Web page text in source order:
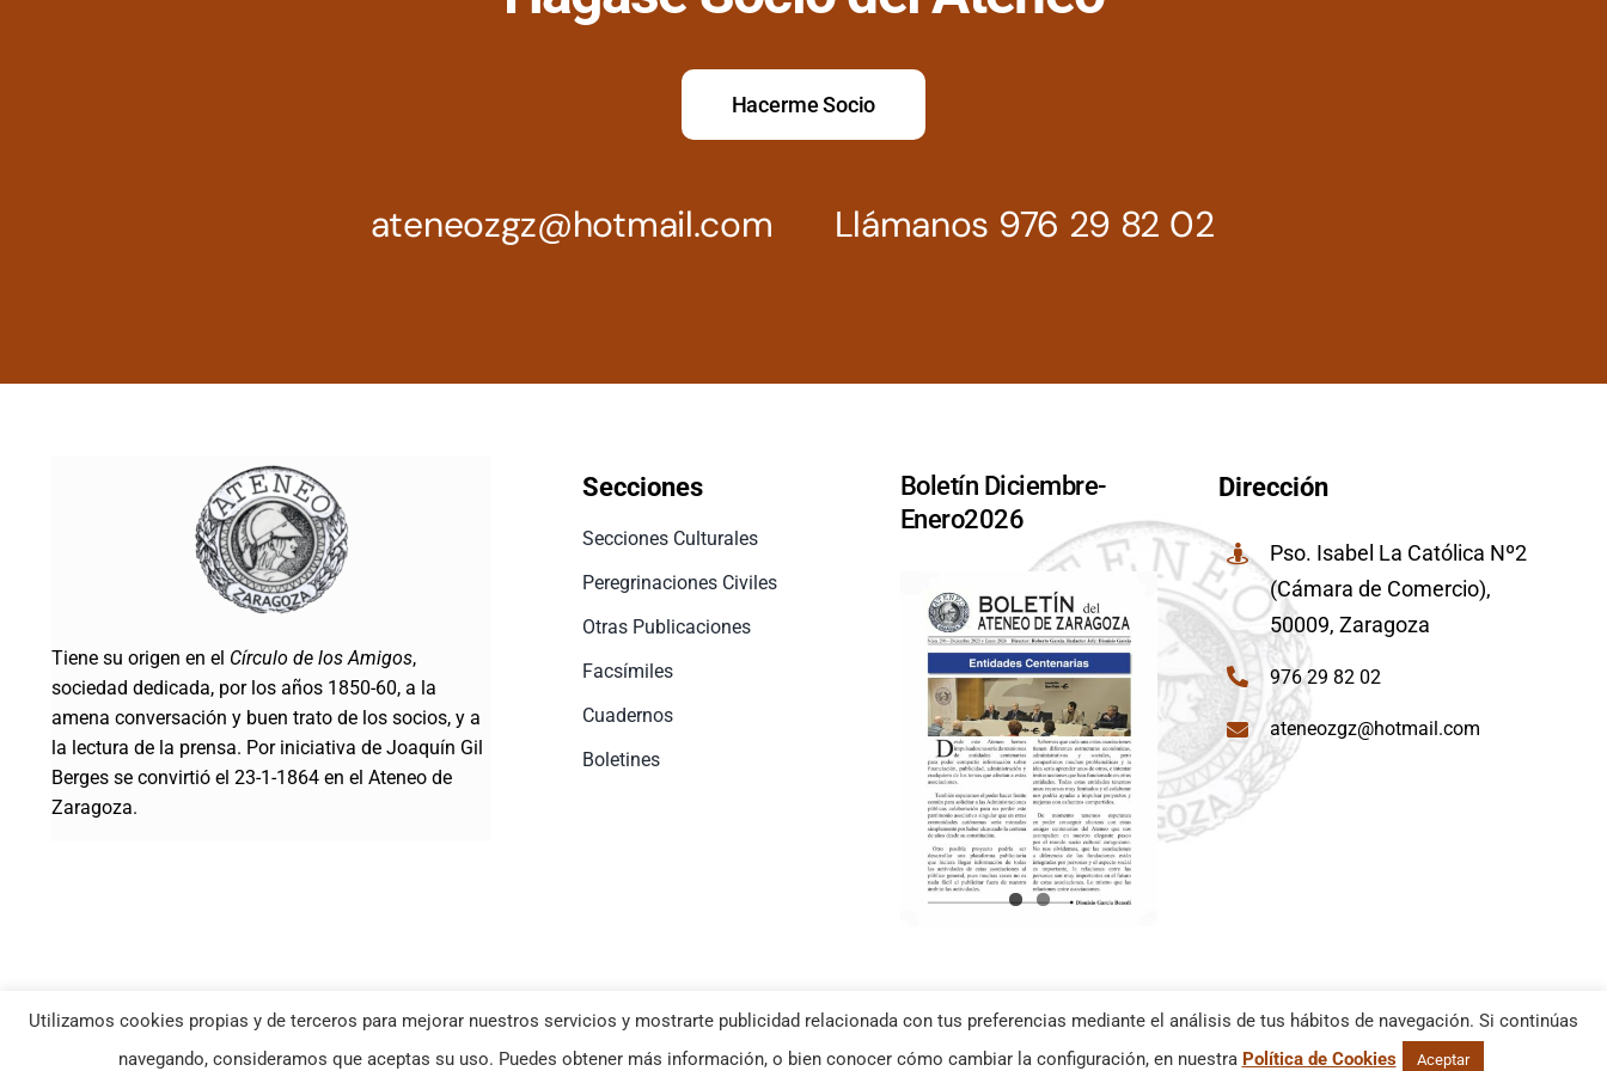
Hacerme Socio
ateneozgz@hotmail.com Llámanos 976 29 82 02
Tiene su origen en el Círculo de los Amigos,
sociedad dedicada, por los años 1850-60, a la
amena conversación y buen trato de los socios, y a
la lectura de la prensa. Por iniciativa de Joaquín Gil
Berges se convirtió el 23-1-1864 en el Ateneo de
Zaragoza.
Secciones
Secciones Culturales
Peregrinaciones Civiles
Otras Publicaciones
Facsímiles
Cuadernos
Boletines
Boletín Diciembre-
Enero2026
Dirección
Pso. Isabel La Católica Nº2
(Cámara de Comercio),
50009, Zaragoza
976 29 82 02
ateneozgz@hotmail.com
Utilizamos cookies propias y de terceros para mejorar nuestros servicios y mostrarte publicidad relacionada con tus preferencias mediante el análisis de tus hábitos de navegación. Si continúas
navegando, consideramos que aceptas su uso. Puedes obtener más información, o bien conocer cómo cambiar la configuración, en nuestra Política de Cookies Aceptar